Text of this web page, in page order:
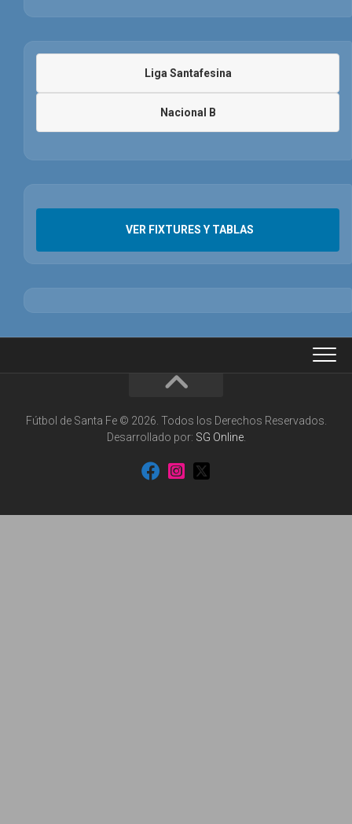
Liga Santafesina
Nacional B
VER FIXTURES Y TABLAS
Fútbol de Santa Fe © 2026. Todos los Derechos Reservados.
Desarrollado por: SG Online.